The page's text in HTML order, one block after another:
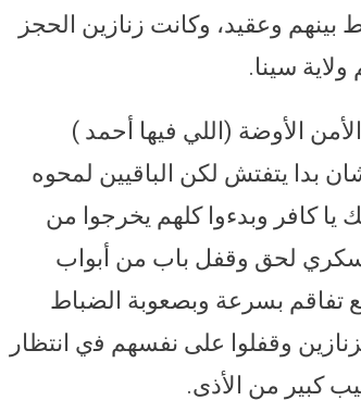
ﻭﻛﺎﻥ معه متهمين و3 عساكر و3 ضباط بينهم ﻭﻋﻘﻴﺪ، وكانت ﺯﻧﺎﺯﻳﻦ ﺍﻟﺤﺠﺰ
ﺍلأﻭﺿﺔ (ﺍﻟﻠﻲ ﻓﻴﻬﺎ أﺣﻤﺪ )
ﺑﺪﺍ ﻳﺘﻔﺘﺶ ﻟﻜﻦ ﺍﻟﺒﺎﻗﻴﻴﻦ ﻟﻤﺤﻮﻩ
ﻳﺎ ﻛﺎﻓﺮ وﺑﺪءﻭﺍ ﻛﻠﻬﻢ ﻳﺨﺮﺟﻮﺍ ﻣﻦ
ﻟﺤﻖ ﻭﻗﻔﻞ ﺑﺎﺏ ﻣﻦ أﺑﻮﺍﺏ
ﺗﻔﺎﻗﻢ ﺑﺴﺮﻋﺔ ﻭﺑﺼﻌﻮﺑﺔ ﺍﻟﻀﺒﺎﻁ
ﻭﻗﻔﻠﻮﺍ ﻋﻠﻰ ﻧﻔﺴﻬﻢ ﻓي اﻧﺘﻈﺎﺭ
ﻛﺒﻴﺮ ﻣﻦ الأﺫﻯ.